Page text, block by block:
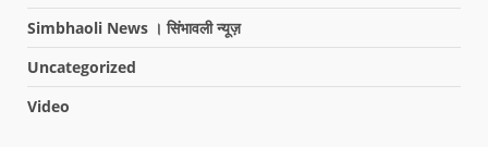
Simbhaoli News । सिंभावली न्यूज़
Uncategorized
Video